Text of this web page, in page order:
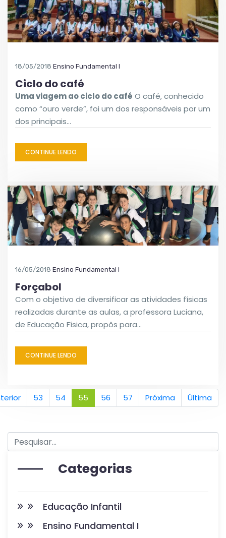
18/05/2018 Ensino Fundamental I
Ciclo do café
Uma viagem ao ciclo do café O café, conhecido
como “ouro verde”, foi um dos responsáveis por um
dos principais…
CONTINUE LENDO
16/05/2018 Ensino Fundamental I
Forçabol
Com o objetivo de diversificar as atividades físicas
realizadas durante as aulas, a professora Luciana,
de Educação Física, propôs para…
CONTINUE LENDO
53 54 55 56 57 Próxima Última
Categorias
Educação Infantil
Ensino Fundamental I